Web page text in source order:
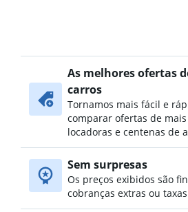
As melhores ofertas
carros
Tornamos mais fácil e
comparar ofertas de
locadoras e centenas de
Sem surpresas
Os preços exibidos são
cobranças extras ou